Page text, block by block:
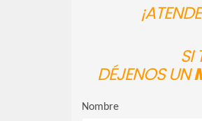
SI
DÉJENOS UN
Nombre